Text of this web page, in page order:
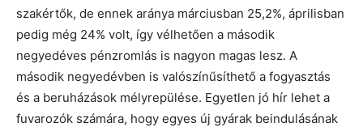
szakértők, de ennek aránya márciusban 25,2%, áprilisban
pedig még 24% volt, így vélhetően a második
negyedéves pénzromlás is nagyon magas lesz. A
második negyedévben is valószínűsíthető a fogyasztás
és a beruházások mélyrepülése. Egyetlen jó hír lehet a
fuvarozók számára, hogy egyes új gyárak beindulásának